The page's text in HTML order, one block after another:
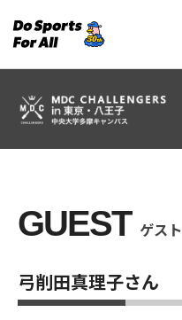
GUEST ゲスト
弓削田真理子さん